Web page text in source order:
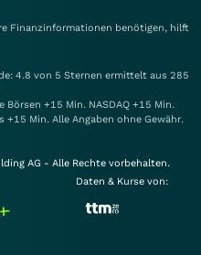
Finanzinformationen benötigen, hilft
4.8 von 5 Sternen ermittelt aus 285
+15 Min. NASDAQ +15 Min.
+15 Min. Alle Angaben ohne Gewähr.
AG - Alle Rechte vorbehalten.
Daten & Kurse von: